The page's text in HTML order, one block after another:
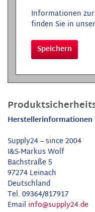
Informationen
finden Sie in
Speichern
Herstellerinformationen
Supply24 – since 2004
I&S-Markus Wolf
Bachstraße 5
97274 Leinach
Deutschland
Tel. 09364/817917
Email info@supply24.de